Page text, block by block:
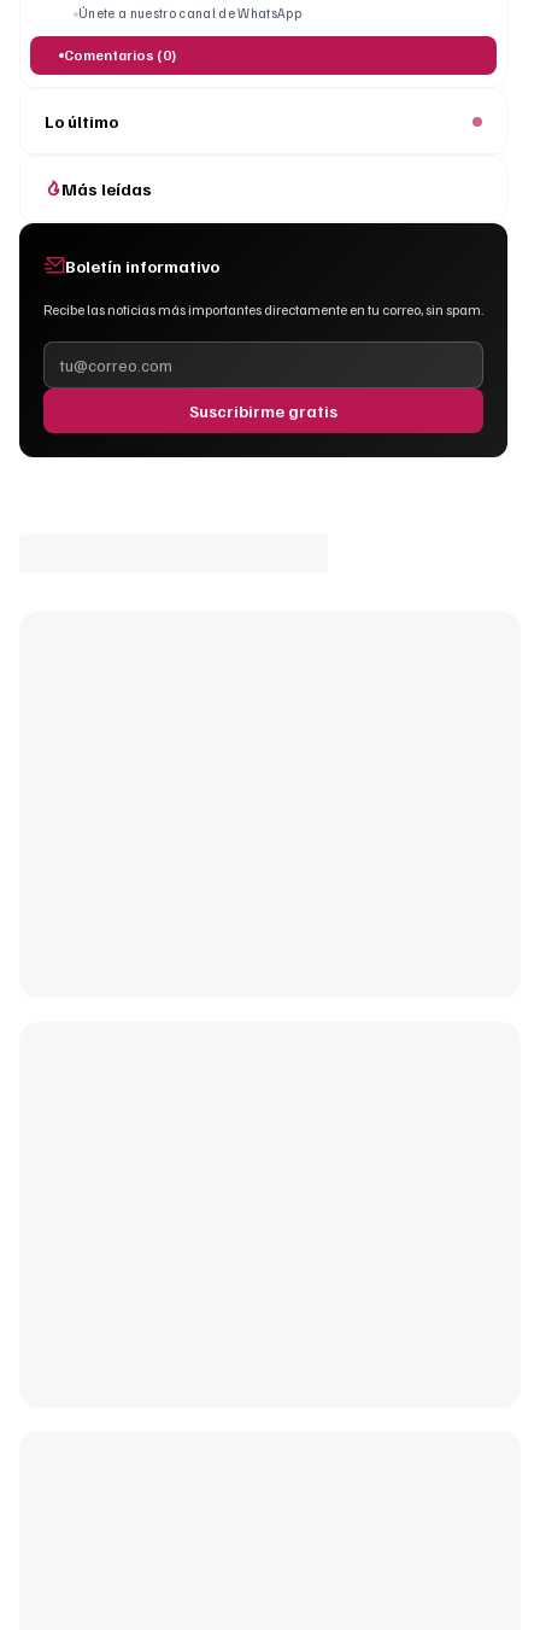
Únete a nuestro canal de WhatsApp
Comentarios (0)
Lo último
Más leídas
Boletín informativo
Recibe las noticias más importantes directamente en tu correo, sin spam.
Suscribirme gratis